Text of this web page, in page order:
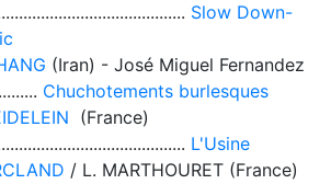
Slow Down-
(Iran) - José Miguel Fernandez
Chuchotements burlesques
(France)
L'Usine
/ L. MARTHOURET (France)